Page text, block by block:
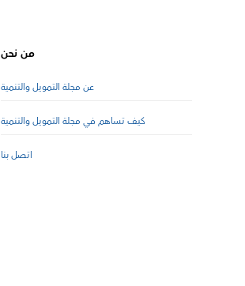
من نحن
عن مجلة التمويل والتنمية
كيف تساهم في مجلة التمويل والتنمية
اتصل بنا